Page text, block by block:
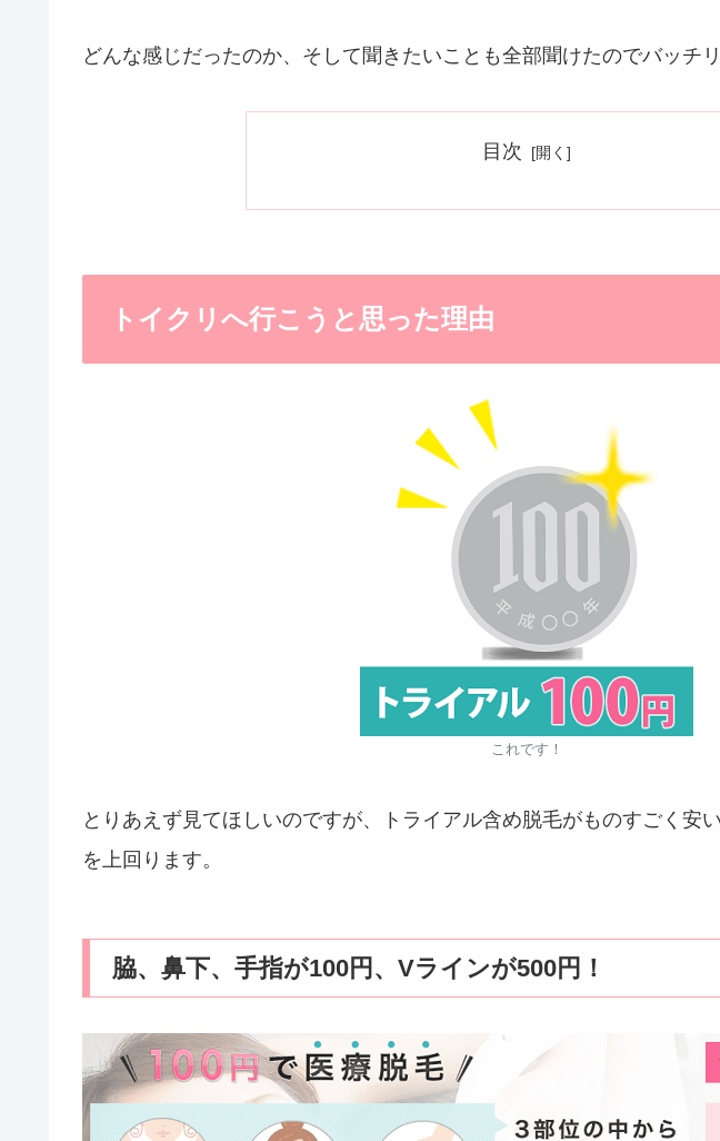
どんな感じだったのか、そして聞きたいことも全部聞けたのでバッチ
目次
トイクリへ行こうと思った理由
これです！
とりあえず見てほしいのですが、トライアル含め脱毛がものすごく安
を上回ります。
脇、鼻下、手指が100円、Vラインが500円！